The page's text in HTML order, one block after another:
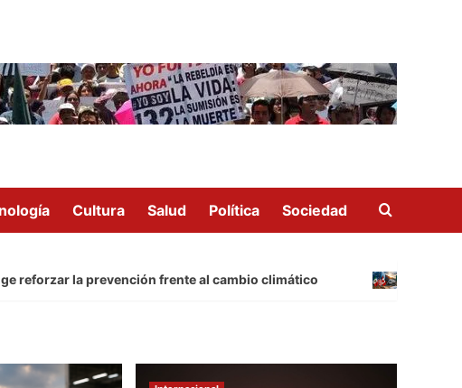
Cultura Salud Política Sociedad
la prevención frente al cambio climático El T-MEC y